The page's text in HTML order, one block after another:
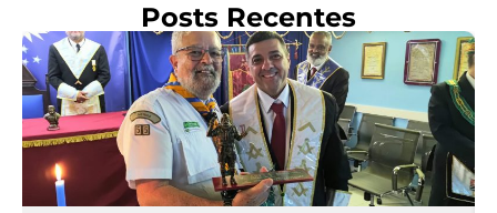
Posts Recentes